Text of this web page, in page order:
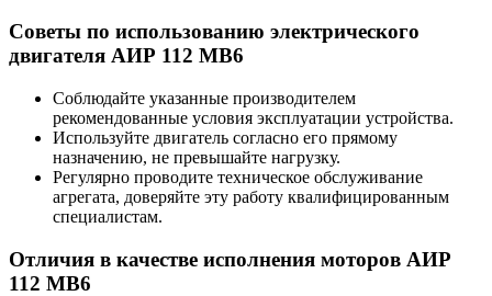
Советы по использованию электрического
двигателя АИР 112 МВ6
Соблюдайте указанные производителем
рекомендованные условия эксплуатации устройства.
Используйте двигатель согласно его прямому
назначению, не превышайте нагрузку.
Регулярно проводите техническое обслуживание
агрегата, доверяйте эту работу квалифицированным
специалистам.
Отличия в качестве исполнения моторов АИР
112 МВ6